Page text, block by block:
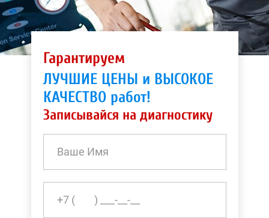
Гарантируем
ЛУЧШИЕ ЦЕНЫ и ВЫСОКОЕ
КАЧЕСТВО работ!
Записывайся на диагностику